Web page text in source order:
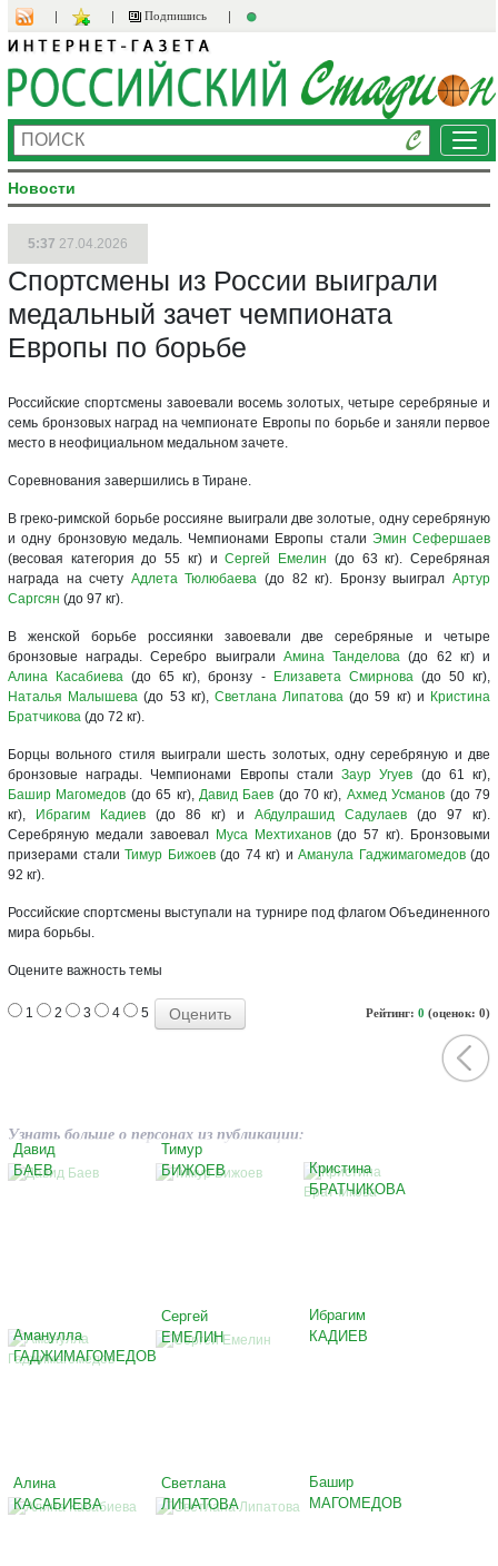
Подпишись
Новости
5:37 27.04.2026
Спортсмены из России выиграли
медальный зачет чемпионата
Европы по борьбе
Российские спортсмены завоевали восемь золотых, четыре серебряные и
семь бронзовых наград на чемпионате Европы по борьбе и заняли первое
место в неофициальном медальном зачете.
Соревнования завершились в Тиране.
В греко-римской борьбе россияне выиграли две золотые, одну серебряную
и одну бронзовую медаль. Чемпионами Европы стали Эмин Сефершаев
(весовая категория до 55 кг) иСергей Емелин (до 63 кг). Серебряная
награда на счету Адлета Тюлюбаева (до 82 кг). Бронзу выигралАртур
Саргсян (до 97 кг).
В женской борьбе россиянки завоевали две серебряные и четыре
бронзовые награды. Серебро выиграли Амина Танделова (до 62 кг) и
Алина Касабиева (до 65 кг), бронзу - Елизавета Смирнова(до 50 кг),
Наталья Малышева (до 53 кг), Светлана Липатова (до 59 кг) и Кристина
Братчикова (до 72 кг).
Борцы вольного стиля выиграли шесть золотых, одну серебряную и две
бронзовые награды. Чемпионами Европы сталиЗаур Угуев (до 61 кг),
Башир Магомедов (до 65 кг), Давид Баев (до 70 кг), Ахмед Усманов (до 79
кг),
Ибрагим Кадиев (до 86 кг) и Абдулрашид Садулаев(до 97 кг).
Серебряную медали завоевал Муса Мехтиханов(до 57 кг). Бронзовыми
призерами стали Тимур Бижоев(до 74 кг) и Аманула Гаджимагомедов(до
92 кг).
Российские спортсмены выступали на турнире под флагом Объединенного
мира борьбы.
Оцените важность темы
Рейтинг: 0 (оценок: 0)
1 2 3 4 5
Узнать больше о персонах из публикации:
Давид
БАЕВ
Тимур
БИЖОЕВ
Кристина
БРАТЧИКОВА
Аманулла
ГАДЖИМАГОМЕДОВ
Сергей
ЕМЕЛИН
Ибрагим
КАДИЕВ
Алина
КАСАБИЕВА
Светлана
ЛИПАТОВА
Башир
МАГОМЕДОВ